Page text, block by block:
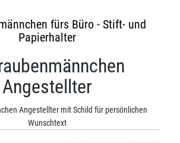
fürs Büro - Stift- und
Papierhalter
Angestellter
Angestellter mit Schild für persönlichen
Wunschtext